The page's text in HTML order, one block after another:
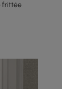
frittée